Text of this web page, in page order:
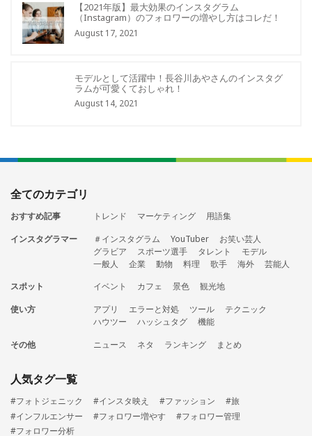
【2021年版】最大効果のインスタグラム
（Instagram）のフォロワーの増やし方はコレだ！
August 17, 2021
モデルとして活躍中！長谷川あやさんのインスタグ
ラムが可愛くておしゃれ！
August 14, 2021
全てのカテゴリ
おすすめ記事 トレンド マーケティング
用語集
インスタグラマー
＃インスタグラム YouTuber
お笑い芸人
グラビア
スポーツ選手 タレント
モデル
一般人
企業 動物 料理 歌手 海外
芸能人
スポット
イベント カフェ 景色
観光地
使い方
アプリ エラーと対処 ツール
テクニック
ハウツー
ハッシュタグ
機能
その他
ニュース ネタ ランキング まとめ
人気タグ一覧
#フォトジェニック #インスタ映え #ファッション
#旅
#インフルエンサー
#フォロワー増やす
#フォロワー管理
#フォロワー分析